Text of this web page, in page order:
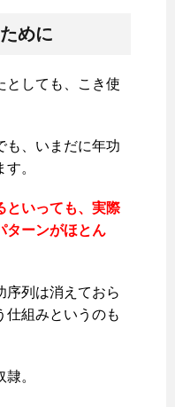
めに
としても、こき使
も、いまだに年功
。
といっても、実際
ターンがほとん
序列は消えておら
仕組みというのも
。